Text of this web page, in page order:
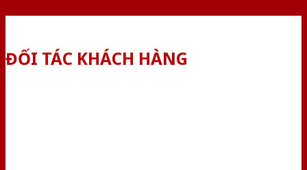
ĐỐI TÁC KHÁCH HÀNG